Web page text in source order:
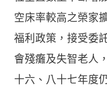
空床率較高之榮家
福利政策，接受委
會殘癱及失智老人
十六、八十七年度